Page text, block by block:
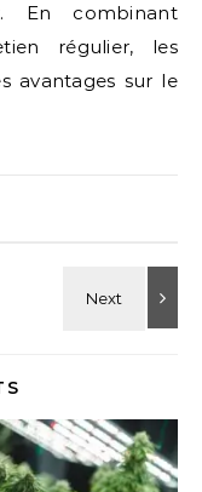
En combinant
régulier, les
avantages sur le